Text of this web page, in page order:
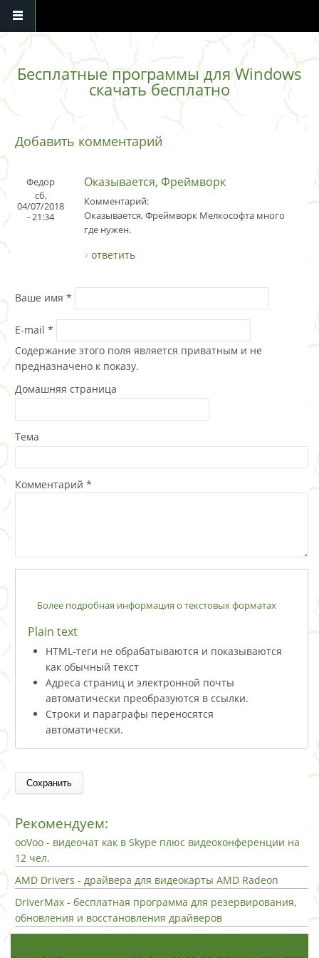
Перейти к основному содержанию
Бесплатные программы для Windows
скачать бесплатно
Добавить комментарий
Федор
сб,
04/07/2018
- 21:34
Оказывается, Фреймворк
Комментарий:
Оказывается, Фреймворк Мелкософта много
где нужен.
ответить
Ваше имя *
E-mail *
Содержание этого поля является приватным и не
предназначено к показу.
Домашняя страница
Тема
Комментарий *
Более подробная информация о текстовых форматах
Plain text
HTML-теги не обрабатываются и показываются
как обычный текст
Адреса страниц и электронной почты
автоматически преобразуются в ссылки.
Строки и параграфы переносятся
автоматически.
Рекомендуем:
ooVoo - видеочат как в Skype плюс видеоконференции на
12 чел.
AMD Drivers - драйвера для видеокарты AMD Radeon
DriverMax - бесплатная программа для резервирования,
обновления и восстановления драйверов